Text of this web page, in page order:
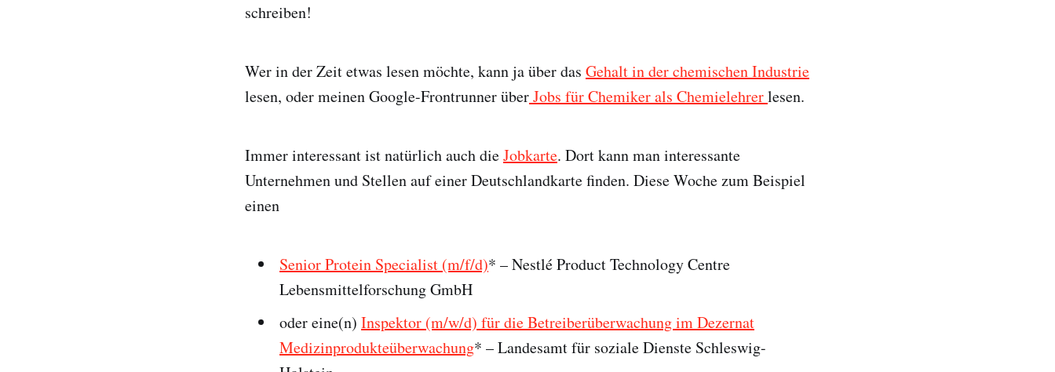
schreiben!
Wer in der Zeit etwas lesen möchte, kann ja über das Gehalt in der chemischen Industrie
lesen, oder meinen Google-Frontrunner überJobs für Chemiker als Chemielehrerlesen.
Immer interessant ist natürlich auch dieJobkarte. Dort kann man interessante
Unternehmen und Stellen auf einer Deutschlandkarte finden. Diese Woche zum Beispiel
einen
Senior Protein Specialist (m/f/d)* – Nestlé Product Technology Centre
Lebensmittelforschung GmbH
oder eine(n) Inspektor (m/w/d) für die Betreiberüberwachung im Dezernat
Medizinprodukteüberwachung* – Landesamt für soziale Dienste Schleswig-